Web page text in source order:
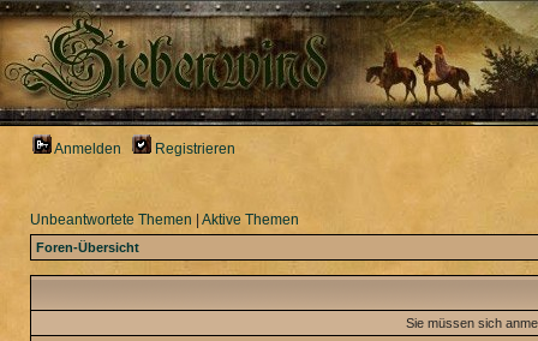
Anmelden Registrieren
Unbeantwortete Themen Aktive Themen
Foren-Übersicht
Sie müssen sich